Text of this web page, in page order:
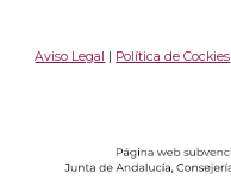
Aviso Legal | Política de Cockies